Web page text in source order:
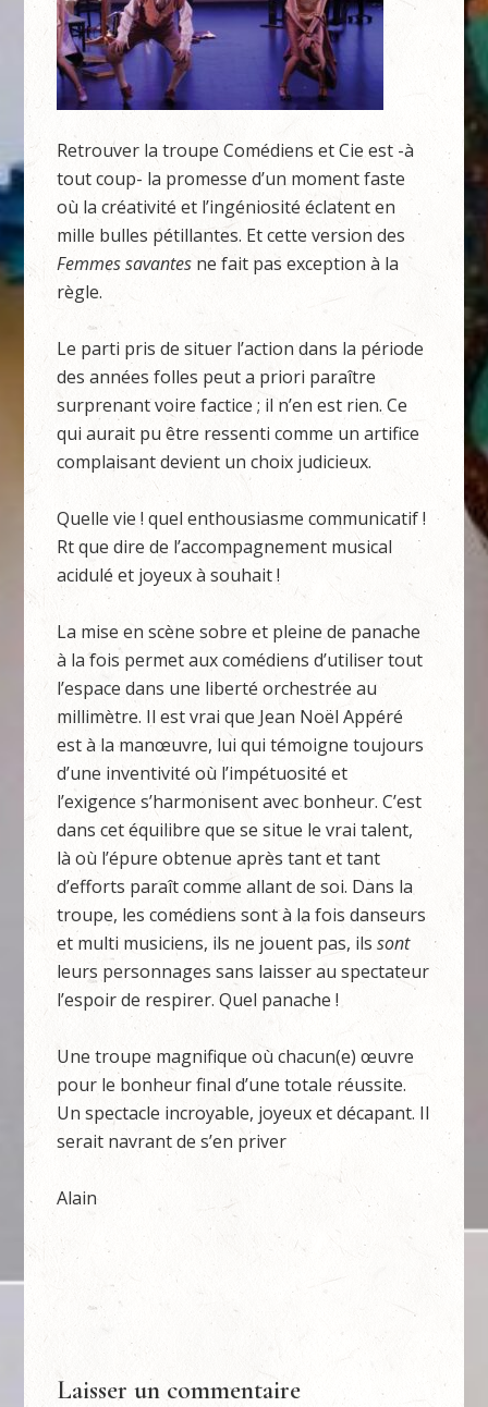
Retrouver la troupe Comédiens et Cie est -à
tout coup- la promesse d’un moment faste
où la créativité et l’ingéniosité éclatent en
mille bulles pétillantes. Et cette version des
Femmes savantes ne fait pas exception à la
règle.
Le parti pris de situer l’action dans la période
des années folles peut a priori paraître
surprenant voire factice ; il n’en est rien. Ce
qui aurait pu être ressenti comme un artifice
complaisant devient un choix judicieux.
Quelle vie ! quel enthousiasme communicatif !
Rt que dire de l’accompagnement musical
acidulé et joyeux à souhait !
La mise en scène sobre et pleine de panache
à la fois permet aux comédiens d’utiliser tout
l’espace dans une liberté orchestrée au
millimètre. Il est vrai que Jean Noël Appéré
est à la manœuvre, lui qui témoigne toujours
d’une inventivité où l’impétuosité et
l’exigence s’harmonisent avec bonheur. C’est
dans cet équilibre que se situe le vrai talent,
là où l’épure obtenue après tant et tant
d’efforts paraît comme allant de soi. Dans la
troupe, les comédiens sont à la fois danseurs
et multi musiciens, ils ne jouent pas, ilssont
leurs personnages sans laisser au spectateur
l’espoir de respirer. Quel panache !
Une troupe magnifique où chacun(e) œuvre
pour le bonheur final d’une totale réussite.
Un spectacle incroyable, joyeux et décapant. Il
serait navrant de s’en priver
Alain
Laisser un commentaire